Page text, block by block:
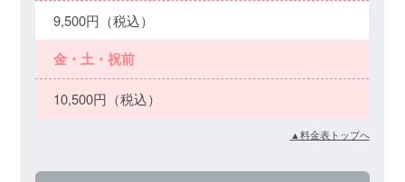
9,500円（税込）
金・土・祝前
10,500円（税込）
▲料金表トップへ